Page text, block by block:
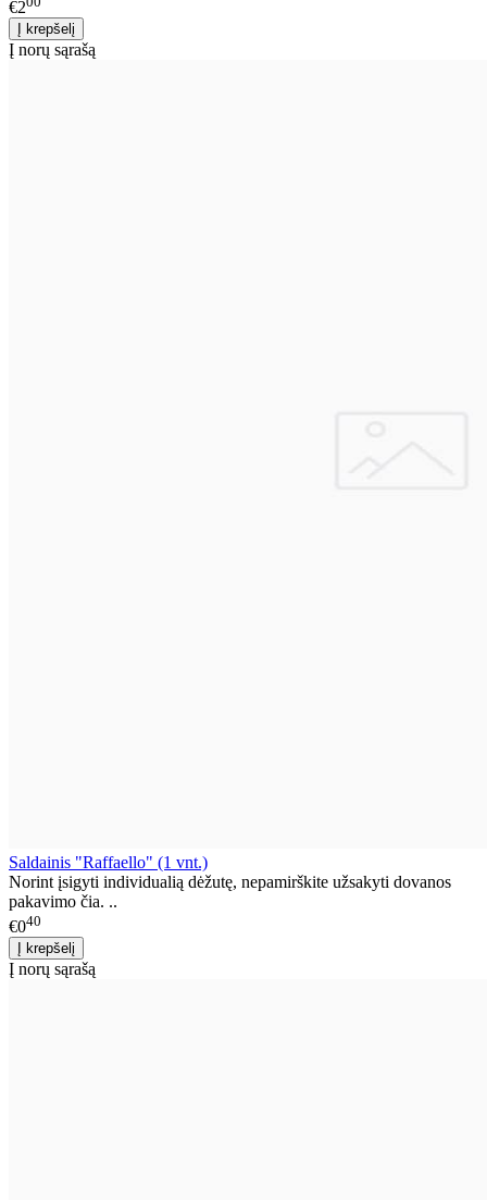
€2
Į norų sąrašą
Saldainis "Raffaello" (1 vnt.)
Norint įsigyti individualią dėžutę, nepamirškite užsakyti dovanos
pakavimo čia. ..
€040
Į norų sąrašą